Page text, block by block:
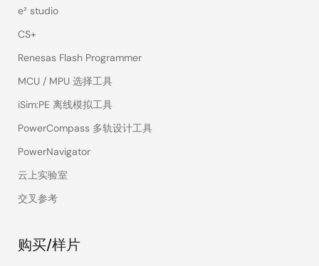
e² studio
CS+
Renesas Flash Programmer
MCU / MPU 选择工具
iSim:PE 离线模拟工具
PowerCompass 多轨设计工具
PowerNavigator
云上实验室
交叉参考
购买/样片